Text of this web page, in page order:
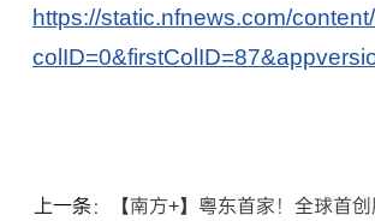
https://static.nfnews.com/
上一条：
【南方+】粤东首家！全球首